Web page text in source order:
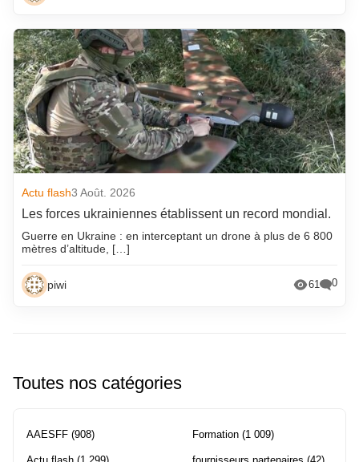
Actu flash3 Août. 2026
Les forces ukrainiennes établissent un record mondial.
Guerre en Ukraine : en interceptant un drone à plus de 6 800
mètres d’altitude, […]
piwi 61 0
Toutes nos catégories
AAESFF (908) Formation (1 009)